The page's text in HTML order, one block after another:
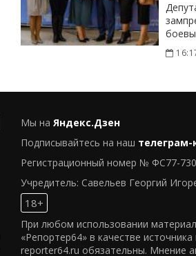
Мы на Яндекс.Дзен
Подписывайтесь на наш телеграм-
Регистрационный номер № ФС77-
Учредитель: Савельев Георгий
18+
При любом использовании
«Репортер64» в качестве
reporter64.ru обязательны. Мнение